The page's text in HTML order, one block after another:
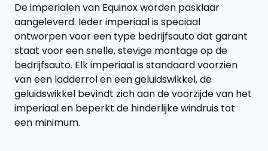
De imperialen van Equinox worden pasklaar
aangeleverd. Ieder imperiaal is speciaal
ontworpen voor een type bedrijfsauto dat garant
staat voor een snelle, stevige montage op de
bedrijfsauto. Elk imperiaal is standaard voorzien
van een ladderrol en een geluidswikkel, de
geluidswikkel bevindt zich aan de voorzijde van het
imperiaal en beperkt de hinderlijke windruis tot
een minimum.